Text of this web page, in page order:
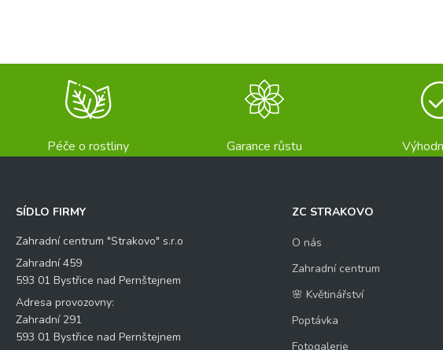
Váš dotaz*
Kontrolní otázka
*
Péče o rostliny Garance růstu
SÍDLO FIRMY
Zahradní centrum "Strakovo" s.r.o
Zahradní 459
593 01 Bystřice nad Pernštejnem
Adresa provozovny:
Zahradní 291
593 01 Bystřice nad Pernštejnem
ZC STRAKOVO
O nás
Zahradní centrum
🌸 Květinářství
Poptávka
Fotogalerie